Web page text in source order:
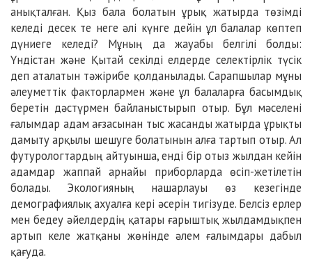
анықталған. Қыз бала болатын ұрық жатырда төзімді
келеді десек те неге әлі күнге дейін ұл балалар көптеп
дүниеге келеді? Мұның да жауабы белгілі болды:
Үндістан және Қытай секілді елдерде селектірлік түсік
деп аталатын тәжірибе қолданылады. Сарапшылар мұны
әлеуметтік факторлармен және ұл балаларға басымдық
беретін дәстүрмен байланыстырып отыр. Бұл мәселені
ғалымдар адам ағзасынан тыс жасанды жатырда ұрықты
дамыту арқылы шешуге болатынын алға тартып отыр. Ал
футурологтардың айтуынша, енді бір отыз жылдан кейін
адамдар жаппай арнайы приборларда өсіп-жетілетін
болады. Экологияның нашарлауы өз кезегінде
демографиялық ахуалға кері әсерін тигізуде. Белсіз ерлер
мен бедеу әйелдердің қатары ғарыштық жылдамдықпен
артып келе жатқаны жөнінде әлем ғалымдары дабыл
қағуда.